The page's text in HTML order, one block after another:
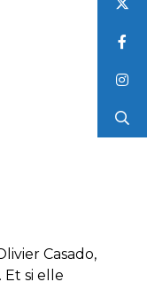
Casado,
si elle